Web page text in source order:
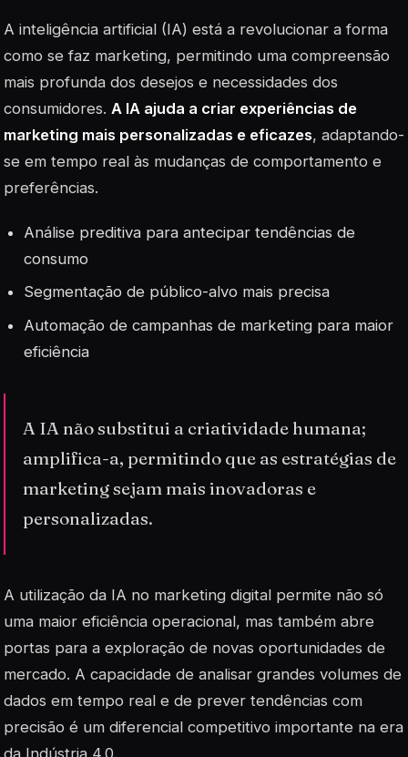
A inteligência artificial (IA) está a revolucionar a forma
como se faz marketing, permitindo uma compreensão
mais profunda dos desejos e necessidades dos
consumidores. A IA ajuda a criar experiências de
marketing mais personalizadas e eficazes, adaptando-
se em tempo real às mudanças de comportamento e
preferências.
Análise preditiva para antecipar tendências de
consumo
Segmentação de público-alvo mais precisa
Automação de campanhas de marketing para maior
eficiência
A IA não substitui a criatividade humana;
amplifica-a, permitindo que as estratégias de
marketing sejam mais inovadoras e
personalizadas.
A utilização da IA no marketing digital permite não só
uma maior eficiência operacional, mas também abre
portas para a exploração de novas oportunidades de
mercado. A capacidade de analisar grandes volumes de
dados em tempo real e de prever tendências com
precisão é um diferencial competitivo importante na era